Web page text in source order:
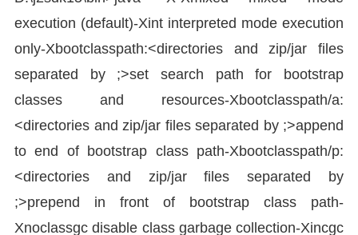
execution (default)-Xint interpreted mode execution
only-Xbootclasspath:<directories and zip/jar files
separated by ;>set search path for bootstrap
classes and resources-Xbootclasspath/a:
<directories and zip/jar files separated by ;>append
to end of bootstrap class path-Xbootclasspath/p:
<directories and zip/jar files separated by
;>prepend in front of bootstrap class path-
Xnoclassgc disable class garbage collection-Xincgc